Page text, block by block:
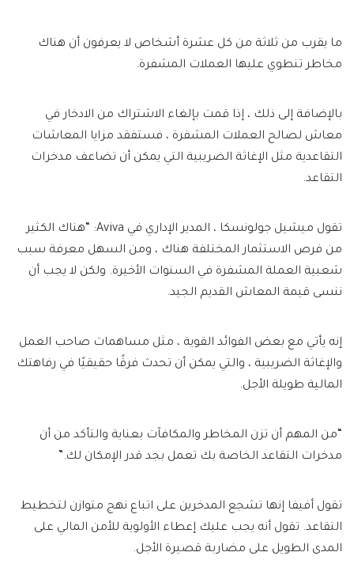
ما يقرب من ثلاثة من كل عشرة أشخاص لا يعرفون أن هناك
مخاطر تنطوي عليها العملات المشفرة.
بالإضافة إلى ذلك ، إذا قمت بإلغاء الاشتراك من الادخار في
معاش لصالح العملات المشفرة ، فستفقد مزايا المعاشات
التقاعدية مثل الإغاثة الضريبية التي يمكن أن تضاعف مدخرات
التقاعد.
تقول ميشيل جولونسكا ، المدير الإداري في Aviva: “هناك الكثير
من فرص الاستثمار المختلفة هناك ، ومن السهل معرفة سبب
شعبية العملة المشفرة في السنوات الأخيرة. ولكن لا يجب أن
ننسى قيمة المعاش القديم الجيد.
إنه يأتي مع بعض الفوائد القوية ، مثل مساهمات صاحب العمل
والإغاثة الضريبية ، والتي يمكن أن تحدث فرقًا حقيقيًا في رفاهتك
المالية طويلة الأجل.
“من المهم أن تزن المخاطر والمكافآت بعناية والتأكد من أن
مدخرات التقاعد الخاصة بك تعمل بجد قدر الإمكان لك.”
تقول أفيفا إنها تشجع المدخرين على اتباع نهج متوازن لتخطيط
التقاعد. تقول أنه يجب عليك إعطاء الأولوية للأمن المالي على
المدى الطويل على مضاربة قصيرة الأجل.